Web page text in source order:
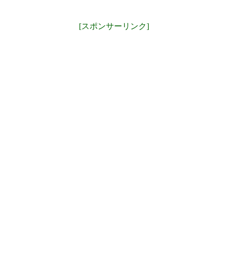
[スポンサーリンク]